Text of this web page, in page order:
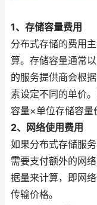
1、存储容量费用
分布式存储的费用
算。存储容量通常
的服务提供商会根
素设定不同的单价
容量×单位存储容量
2、网络使用费用
如果分布式存储服
需要支付额外的网
据量来计算，即网
传输价格。